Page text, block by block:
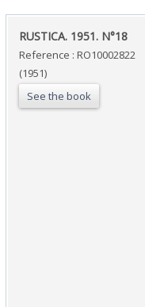
‎RUSTICA. 1951. N°18‎
Reference : RO10002822
(1951)
See the book